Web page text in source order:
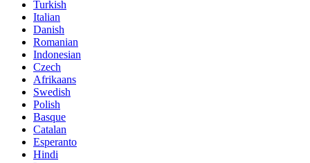
Turkish
Italian
Danish
Romanian
Indonesian
Czech
Afrikaans
Swedish
Polish
Basque
Catalan
Esperanto
Hindi